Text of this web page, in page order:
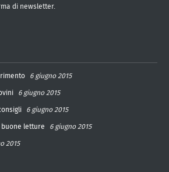
di newsletter.
6 giugno 2015
6 giugno 2015
6 giugno 2015
letture 6 giugno 2015
2015